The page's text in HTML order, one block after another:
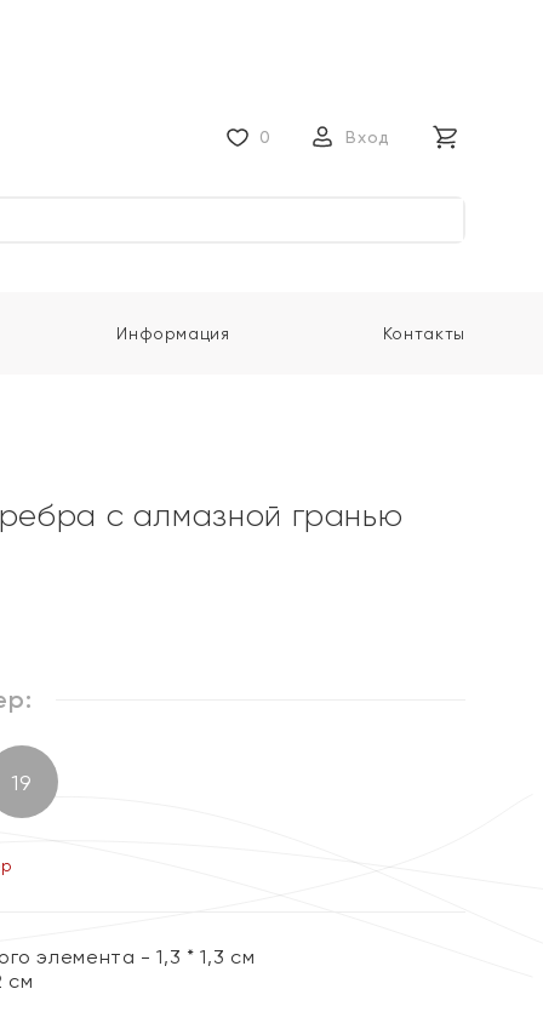
0 Вход
Информация Контакты
с алмазной гранью
19
элемента - 1,3 * 1,3 см
см